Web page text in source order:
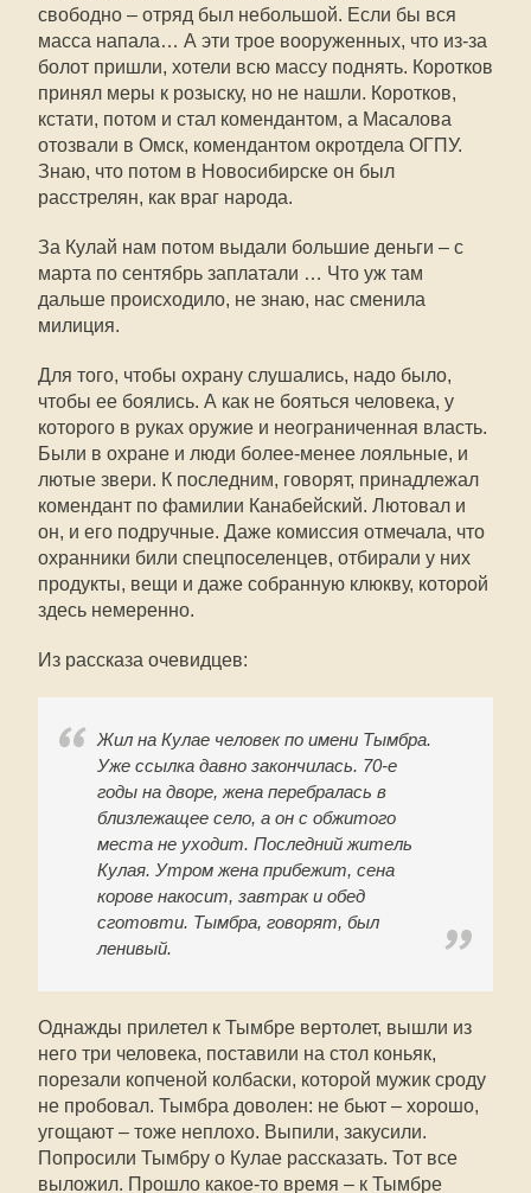
свободно – отряд был небольшой. Если бы вся
масса напала… А эти трое вооруженных, что из-за
болот пришли, хотели всю массу поднять. Коротков
принял меры к розыску, но не нашли. Коротков,
кстати, потом и стал комендантом, а Масалова
отозвали в Омск, комендантом окротдела ОГПУ.
Знаю, что потом в Новосибирске он был
расстрелян, как враг народа.
За Кулай нам потом выдали большие деньги – с
марта по сентябрь заплатали … Что уж там
дальше происходило, не знаю, нас сменила
милиция.
Для того, чтобы охрану слушались, надо было,
чтобы ее боялись. А как не бояться человека, у
которого в руках оружие и неограниченная власть.
Были в охране и люди более-менее лояльные, и
лютые звери. К последним, говорят, принадлежал
комендант по фамилии Канабейский. Лютовал и
он, и его подручные. Даже комиссия отмечала, что
охранники били спецпоселенцев, отбирали у них
продукты, вещи и даже собранную клюкву, которой
здесь немеренно.
Из рассказа очевидцев:
Жил на Кулае человек по имени Тымбра.
Уже ссылка давно закончилась. 70-е
годы на дворе, жена перебралась в
близлежащее село, а он с обжитого
места не уходит. Последний житель
Кулая. Утром жена прибежит, сена
корове накосит, завтрак и обед
сготовти. Тымбра, говорят, был
ленивый.
Однажды прилетел к Тымбре вертолет, вышли из
него три человека, поставили на стол коньяк,
порезали копченой колбаски, которой мужик сроду
не пробовал. Тымбра доволен: не бьют – хорошо,
угощают – тоже неплохо. Выпили, закусили.
Попросили Тымбру о Кулае рассказать. Тот все
выложил. Прошло какое-то время – к Тымбре